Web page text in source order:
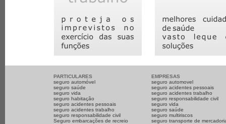
PARTICULARES
seguro automóvel
seguro saúde
seguro vida
seguro habitação
seguro acidentes pessoais
seguro acidentes trabalho
seguro responsabilidade civil
Seguro embarcações de recreio
EMPRESAS
seguro automovel
seguro acidentes pessoais
seguro acidentes trabalho
seguro responsabilidade civil
seguro vida
seguro saúde
seguro multiriscos
seguro transporte de